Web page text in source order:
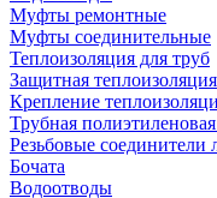
Муфты ремонтные
Муфты соединительные
Теплоизоляция для труб
Защитная теплоизоляция
Крепление
Трубная
Резьбовые соединители
Бочата
Водоотводы